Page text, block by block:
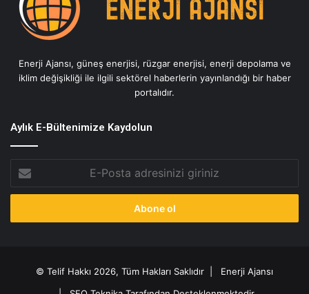
Enerji Ajansı, güneş enerjisi, rüzgar enerjisi, enerji depolama ve
iklim değişikliği ile ilgili sektörel haberlerin yayınlandığı bir haber
portalıdır.
Aylık E-Bültenimize Kaydolun
Posta
adresinizi
© Telif Hakkı 2026, Tüm Hakları Saklıdır | Enerji Ajansı